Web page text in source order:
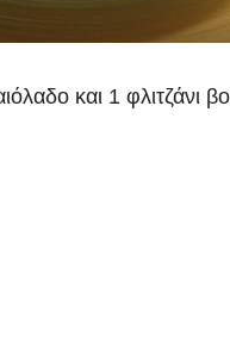
και 1 φλιτζάνι